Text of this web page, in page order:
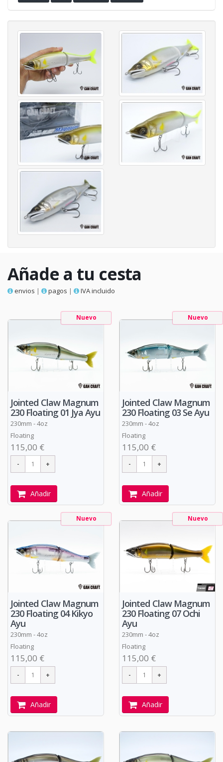
Añade a tu cesta
envios | pagos | IVA incluido
Nuevo
Jointed Claw Magnum
230 Floating 01 Jya Ayu
230mm - 4oz
Floating
115,00 €
Añadir
Nuevo
Jointed Claw Magnum
230 Floating 03 Se Ayu
230mm - 4oz
Floating
115,00 €
Añadir
Nuevo
Jointed Claw Magnum
230 Floating 04 Kikyo
Ayu
230mm - 4oz
Floating
115,00 €
Añadir
Nuevo
Jointed Claw Magnum
230 Floating 07 Ochi
Ayu
230mm - 4oz
Floating
115,00 €
Añadir